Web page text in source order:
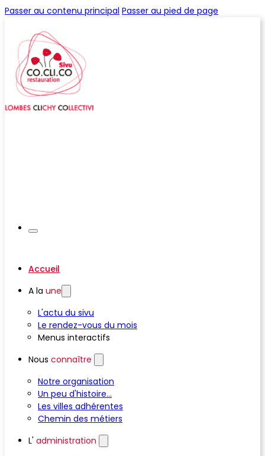
Passer au contenu principal Passer au pied de page
Accueil
A la une
L'actu du sivu
Le rendez-vous du mois
Menus interactifs
Nous connaître
Notre organisation
Un peu d'histoire...
Les villes adhérentes
Chemin des métiers
L' administration